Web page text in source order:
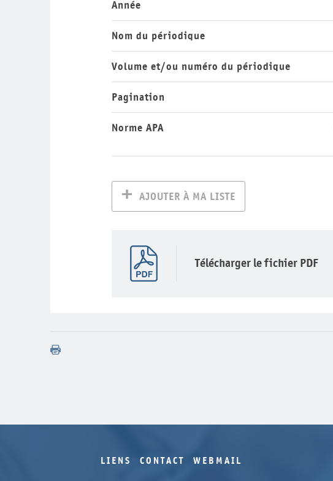
Année
Nom du périodique
Volume et/ou numéro du périodique
Pagination
Norme APA
AJOUTER À MA LISTE
Télécharger le fichier PDF
LIENS CONTACT WEBMAIL